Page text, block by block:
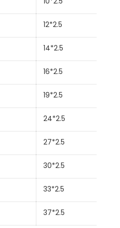
12*2.5
14*2.5
16*2.5
19*2.5
24*2.5
27*2.5
30*2.5
33*2.5
37*2.5